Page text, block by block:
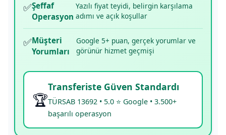
✅Şeffaf
Operasyon
Yazılı fiyat teyidi, belirgin karşılama
adımı ve açık koşullar
✅Müşteri
Yorumları
Google 5+ puan, gerçek yorumlar ve
görünür hizmet geçmişi
🏆
Transferiste Güven Standardı
TÜRSAB 13692 • 5.0 ⭐ Google • 3.500+
başarılı operasyon